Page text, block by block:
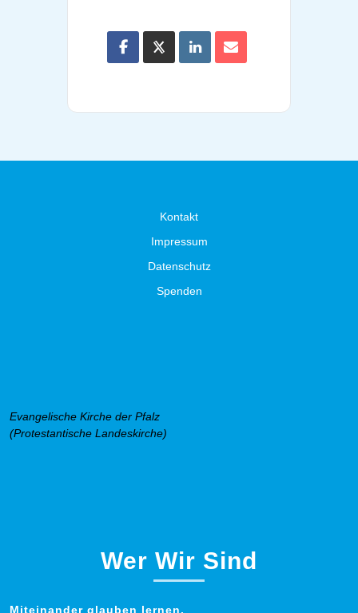
Kontakt
Impressum
Datenschutz
Spenden
Evangelische Kirche der Pfalz
(Protestantische Landeskirche)
Wer Wir Sind
Miteinander glauben lernen.